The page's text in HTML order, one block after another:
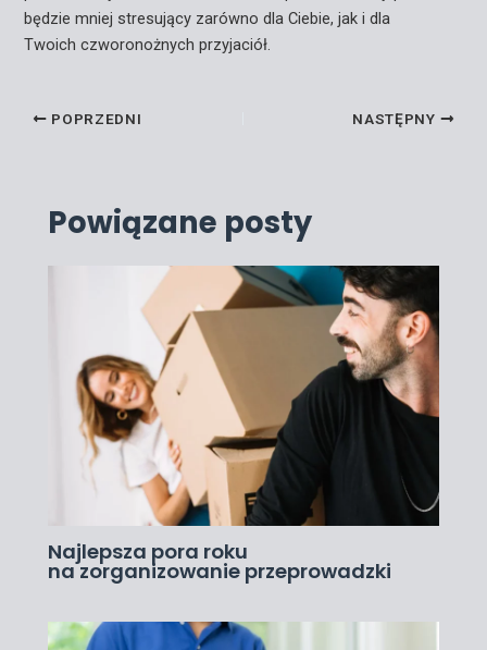
będzie mniej stresujący zarówno dla Ciebie, jak i dla
Twoich czworonożnych przyjaciół.
POPRZEDNI NASTĘPNY
Powiązane posty
Najlepsza pora roku
na zorganizowanie przeprowadzki